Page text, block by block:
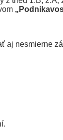
aj nesmierne